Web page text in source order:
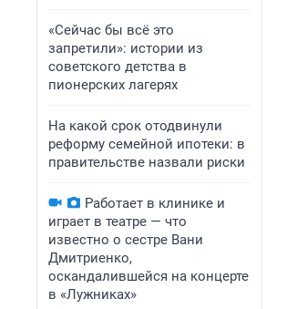
«Сейчас бы всё это
запретили»: истории из
советского детства в
пионерских лагерях
На какой срок отодвинули
реформу семейной ипотеки: в
правительстве назвали риски
Работает в клинике и
играет в театре — что
известно о сестре Вани
Дмитриенко,
оскандалившейся на концерте
в «Лужниках»